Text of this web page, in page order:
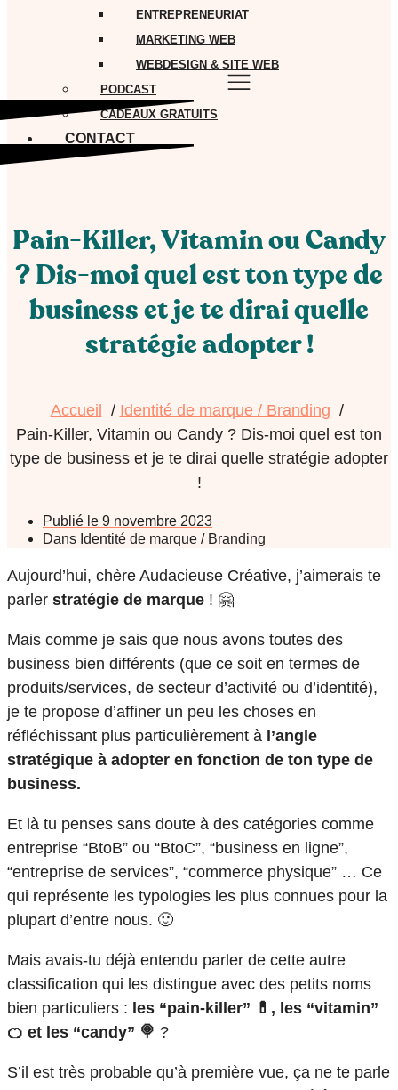
ENTREPRENEURIAT
MARKETING WEB
WEBDESIGN & SITE WEB
PODCAST
CADEAUX GRATUITS
CONTACT
Pain-Killer, Vitamin ou Candy
? Dis-moi quel est ton type de
business et je te dirai quelle
stratégie adopter !
Accueil
Identité de marque / Branding
Pain-Killer, Vitamin ou Candy ? Dis-moi quel est ton
type de business et je te dirai quelle stratégie adopter
!
Publié le 9 novembre 2023
Dans Identité de marque / Branding
Aujourd’hui, chère Audacieuse Créative, j’aimerais te
parler stratégie de marque ! 🤗
Mais comme je sais que nous avons toutes des
business bien différents (que ce soit en termes de
produits/services, de secteur d’activité ou d’identité),
je te propose d’affiner un peu les choses en
réfléchissant plus particulièrement à l’angle
stratégique à adopter en fonction de ton type de
business.
Et là tu penses sans doute à des catégories comme
entreprise “BtoB” ou “BtoC”, “business en ligne”,
“entreprise de services”, “commerce physique” … Ce
qui représente les typologies les plus connues pour la
plupart d’entre nous. 🙂
Mais avais-tu déjà entendu parler de cette autre
classification qui les distingue avec des petits noms
bien particuliers : les “pain-killer” 💊, les “vitamin”
🍊 et les “candy” 🍭 ?
S’il est très probable qu’à première vue, ça ne te parle